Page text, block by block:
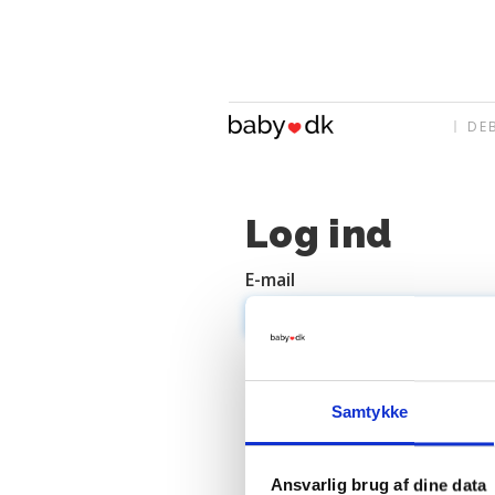
Samtykke
Ansvarlig brug af dine data
Log ind
E-mail